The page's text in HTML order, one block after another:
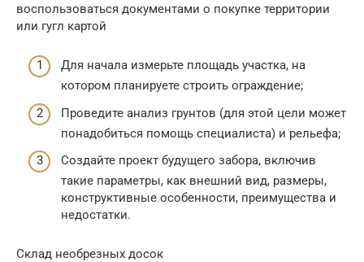
воспользоваться документами о покупке территории
или гугл картой
Для начала измерьте площадь участка, на
котором планируете строить ограждение;
Проведите анализ грунтов (для этой цели может
понадобиться помощь специалиста) и рельефа;
Создайте проект будущего забора, включив
такие параметры, как внешний вид, размеры,
конструктивные особенности, преимущества и
недостатки.
Склад необрезных досок